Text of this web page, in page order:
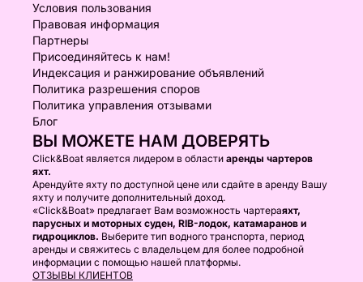
Условия пользования
Правовая информация
Партнеры
Присоединяйтесь к нам!
Индексация и ранжирование объявлений
Политика разрешения споров
Политика управления отзывами
Блог
ВЫ МОЖЕТЕ НАМ ДОВЕРЯТЬ
Click&Boat является лидером в области аренды чартеров
яхт.
Арендуйте яхту по доступной цене или сдайте в аренду Вашу
яхту и получите дополнительный доход.
«Click&Boat» предлагает Вам возможность чартераяхт,
парусных и моторных суден, RIB-лодок, катамаранов и
гидроциклов. Выберите тип водного транспорта, период
аренды и свяжитесь с владельцем для более подробной
информации с помощью нашей платформы.
ОТЗЫВЫ КЛИЕНТОВ